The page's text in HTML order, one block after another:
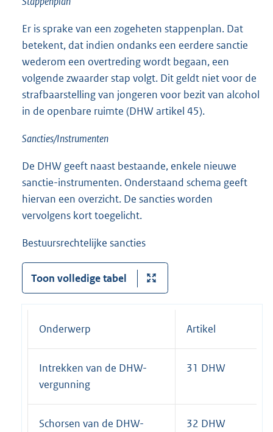
Er is sprake van een zogeheten stappenplan. Dat
betekent, dat indien ondanks een eerdere sanctie
wederom een overtreding wordt begaan, een
volgende zwaarder stap volgt. Dit geldt niet voor de
strafbaarstelling van jongeren voor bezit van alcohol
in de openbare ruimte (DHW artikel 45).
Sancties/Instrumenten
De DHW geeft naast bestaande, enkele nieuwe
sanctie-instrumenten. Onderstaand schema geeft
hiervan een overzicht. De sancties worden
vervolgens kort toegelicht.
Bestuursrechtelijke sancties
Toon volledige tabel
Onderwerp Artikel
Intrekken van de DHW-
vergunning
31 DHW
Schorsen van de DHW-
32 DHW